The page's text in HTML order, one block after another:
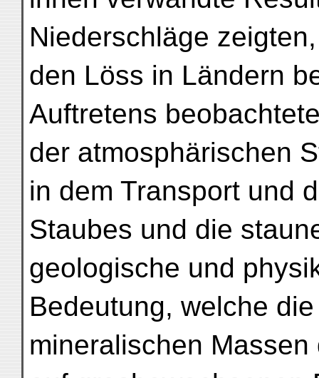
Niederschläge
den Löss in Ländern
Auftretens
der atmosphärischen
in dem Transport und
Staubes und die
geologische und
Bedeutung, welche
mineralischen